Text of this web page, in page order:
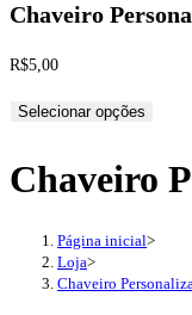
Chaveiro
R$5,00
Selecionar opções
Chaveiro
Página inicial>
Loja>
Chaveiro